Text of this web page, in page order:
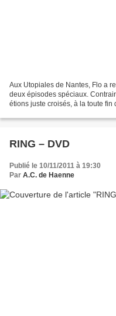
Aux Utopiales de Nantes, Flo a
deux épisodes spéciaux.
étions juste croisés, à la toute fin
RING – DVD
Publié le 10/11/2011 à 19:30
Par A.C. de Haenne